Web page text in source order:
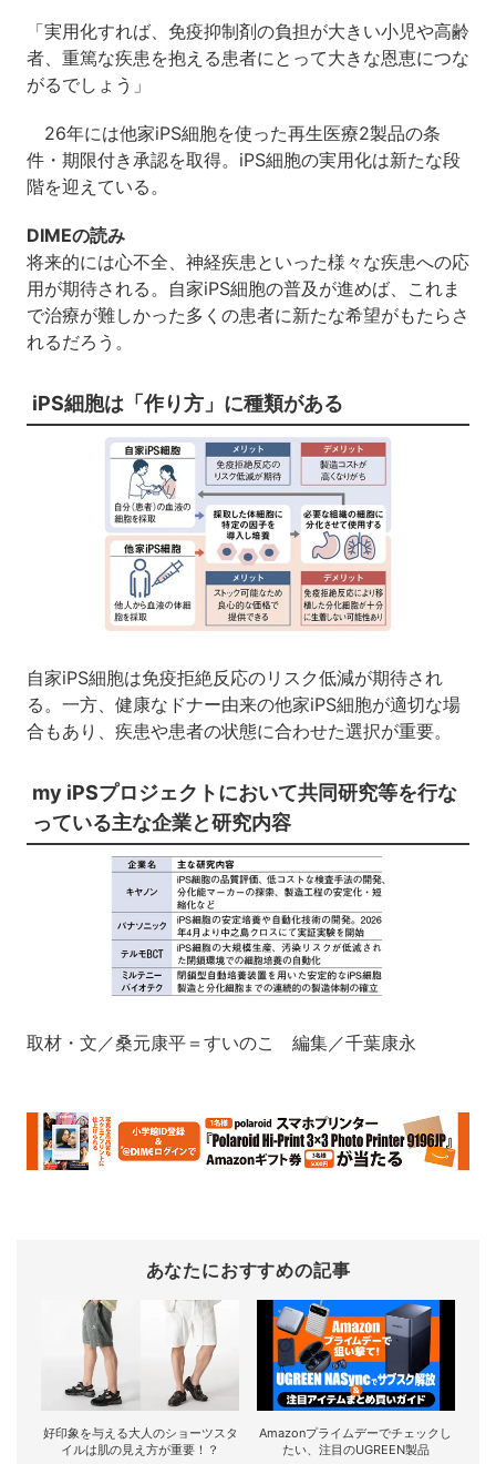
「実用化すれば、免疫抑制剤の負担が大きい小児や高齢
者、重篤な疾患を抱える患者にとって大きな恩恵につな
がるでしょう」
26年には他家iPS細胞を使った再生医療2製品の条
件・期限付き承認を取得。iPS細胞の実用化は新たな段
階を迎えている。
DIMEの読み
将来的には心不全、神経疾患といった様々な疾患への応
用が期待される。自家iPS細胞の普及が進めば、これま
で治療が難しかった多くの患者に新たな希望がもたらさ
れるだろう。
iPS細胞は「作り方」に種類がある
自家iPS細胞は免疫拒絶反応のリスク低減が期待され
る。一方、健康なドナー由来の他家iPS細胞が適切な場
合もあり、疾患や患者の状態に合わせた選択が重要。
my iPSプロジェクトにおいて共同研究等を行な
っている主な企業と研究内容
取材・文／桑元康平＝すいのこ 編集／千葉康永
あなたにおすすめの記事
好印象を与える大人のショーツスタ
イルは肌の見え方が重要！？
Amazonプライムデーでチェックし
たい、注目のUGREEN製品